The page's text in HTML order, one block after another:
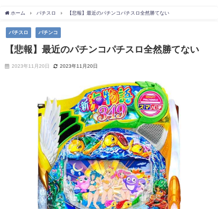
ホーム パチスロ 【悲報】最近のパチンコパチスロ全然勝てない
パチスロ パチンコ
【悲報】最近のパチンコパチスロ全然勝てない
2023年11月20日 2023年11月20日